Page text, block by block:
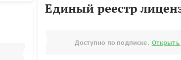
Единый реестр
Доступно по подписке. Открыть